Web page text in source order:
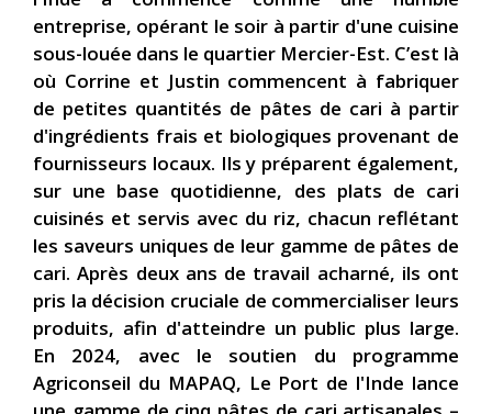
entreprise, opérant le soir à partir d'une cuisine
sous-louée dans le quartier Mercier-Est. C’est là
où Corrine et Justin commencent à fabriquer
de petites quantités de pâtes de cari à partir
d'ingrédients frais et biologiques provenant de
fournisseurs locaux. Ils y préparent également,
sur une base quotidienne, des plats de cari
cuisinés et servis avec du riz, chacun reflétant
les saveurs uniques de leur gamme de pâtes de
cari. Après deux ans de travail acharné, ils ont
pris la décision cruciale de commercialiser leurs
produits, afin d'atteindre un public plus large.
En 2024, avec le soutien du programme
Agriconseil du MAPAQ, Le Port de l'Inde lance